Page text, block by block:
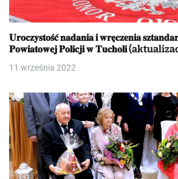
𝐔𝐫𝐨𝐜𝐳𝐲𝐬𝐭𝐨𝐬́𝐜́ 𝐧𝐚𝐝𝐚𝐧𝐢𝐚 𝐢 𝐰𝐫𝐞̨𝐜𝐳𝐞𝐧𝐢𝐚
𝐏𝐨𝐰𝐢𝐚𝐭𝐨𝐰𝐞𝐣 𝐏𝐨𝐥𝐢𝐜𝐣𝐢 𝐰 𝐓𝐮𝐜𝐡𝐨𝐥𝐢
11 września 2022